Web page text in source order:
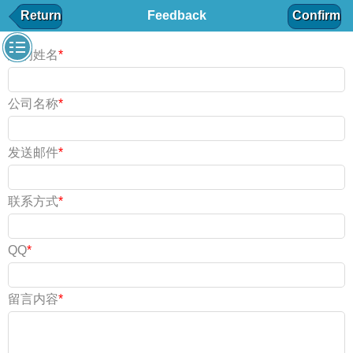
MESSAGE BOARD
I want to leave a message
Return Feedback Confirm
您的姓名*
公司名称*
发送邮件*
联系方式*
QQ*
留言内容*